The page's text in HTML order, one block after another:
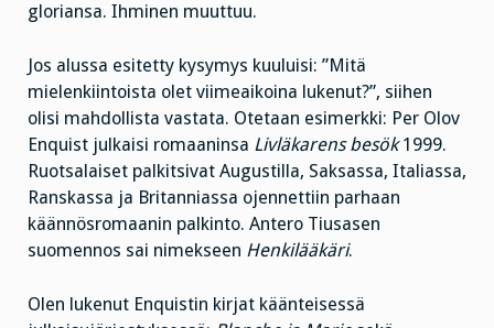
gloriansa. Ihminen muuttuu.
Jos alussa esitetty kysymys kuuluisi: ”Mitä
mielenkiintoista olet viimeaikoina lukenut?”, siihen
olisi mahdollista vastata. Otetaan esimerkki: Per Olov
Enquist julkaisi romaaninsa Livläkarens besök1999.
Ruotsalaiset palkitsivat Augustilla, Saksassa, Italiassa,
Ranskassa ja Britanniassa ojennettiin parhaan
käännösromaanin palkinto. Antero Tiusasen
suomennos sai nimekseen Henkilääkäri.
Olen lukenut Enquistin kirjat käänteisessä